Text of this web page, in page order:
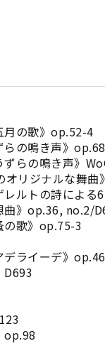
の歌》op.52-4
の鳴き声》
らの鳴き声》
リジナルな舞
ルトの詩による
》op.36, no.2/
の歌》op.75-3
ライーデ》op.46
D693